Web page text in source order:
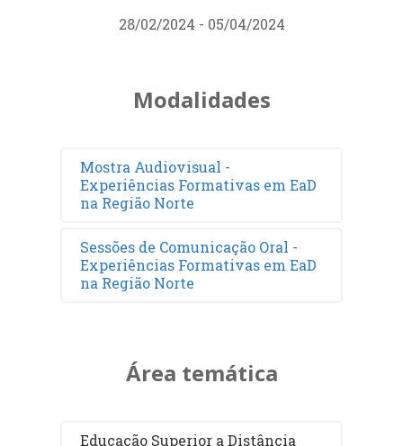
28/02/2024 - 05/04/2024
Modalidades
Mostra Audiovisual -
Experiências Formativas em EaD
na Região Norte
Sessões de Comunicação Oral -
Experiências Formativas em EaD
na Região Norte
Área temática
Educação Superior a Distância